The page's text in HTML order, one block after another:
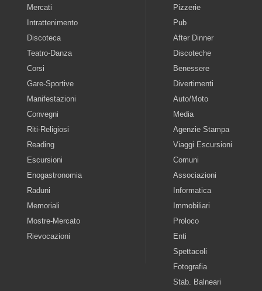
Mercati
Intrattenimento
Discoteca
Teatro-Danza
Corsi
Gare-Sportive
Manifestazioni
Convegni
Riti-Religiosi
Reading
Escursioni
Enogastronomia
Raduni
Memoriali
Mostre-Mercato
Rievocazioni
Pizzerie
Pub
After Dinner
Discoteche
Benessere
Divertimenti
Auto/Moto
Media
Agenzie Stampa
Viaggi Escursioni
Comuni
Associazioni
Informatica
Immobiliari
Proloco
Enti
Spettacoli
Fotografia
Stab. Balneari